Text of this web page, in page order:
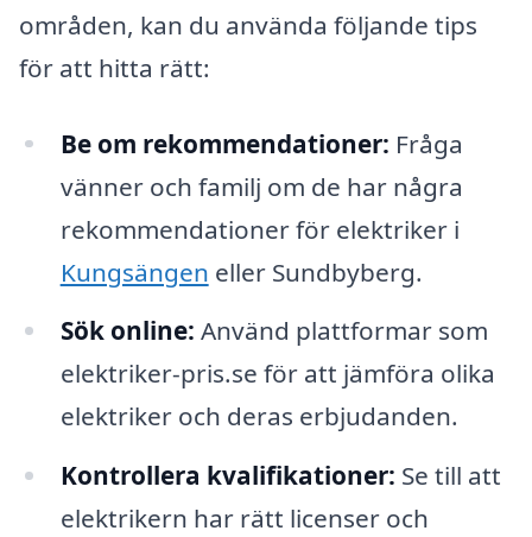
områden, kan du använda följande tips
för att hitta rätt:
Be om rekommendationer: Fråga
vänner och familj om de har några
rekommendationer för elektriker i
Kungsängen eller Sundbyberg.
Sök online: Använd plattformar som
elektriker-pris.se för att jämföra olika
elektriker och deras erbjudanden.
Kontrollera kvalifikationer: Se till att
elektrikern har rätt licenser och